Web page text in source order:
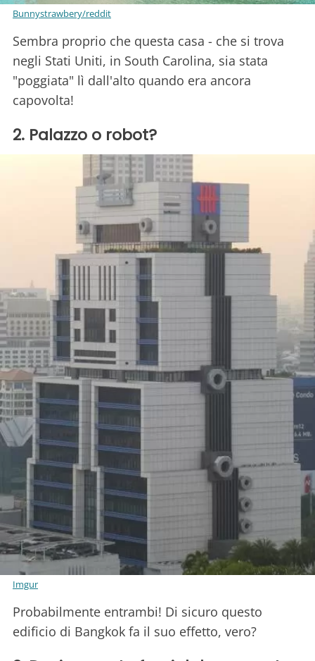
Bunnystrawbery/reddit
Sembra proprio che questa casa - che si trova
negli Stati Uniti, in South Carolina, sia stata
"poggiata" lì dall'alto quando era ancora
capovolta!
2. Palazzo o robot?
Imgur
Probabilmente entrambi! Di sicuro questo
edificio di Bangkok fa il suo effetto, vero?